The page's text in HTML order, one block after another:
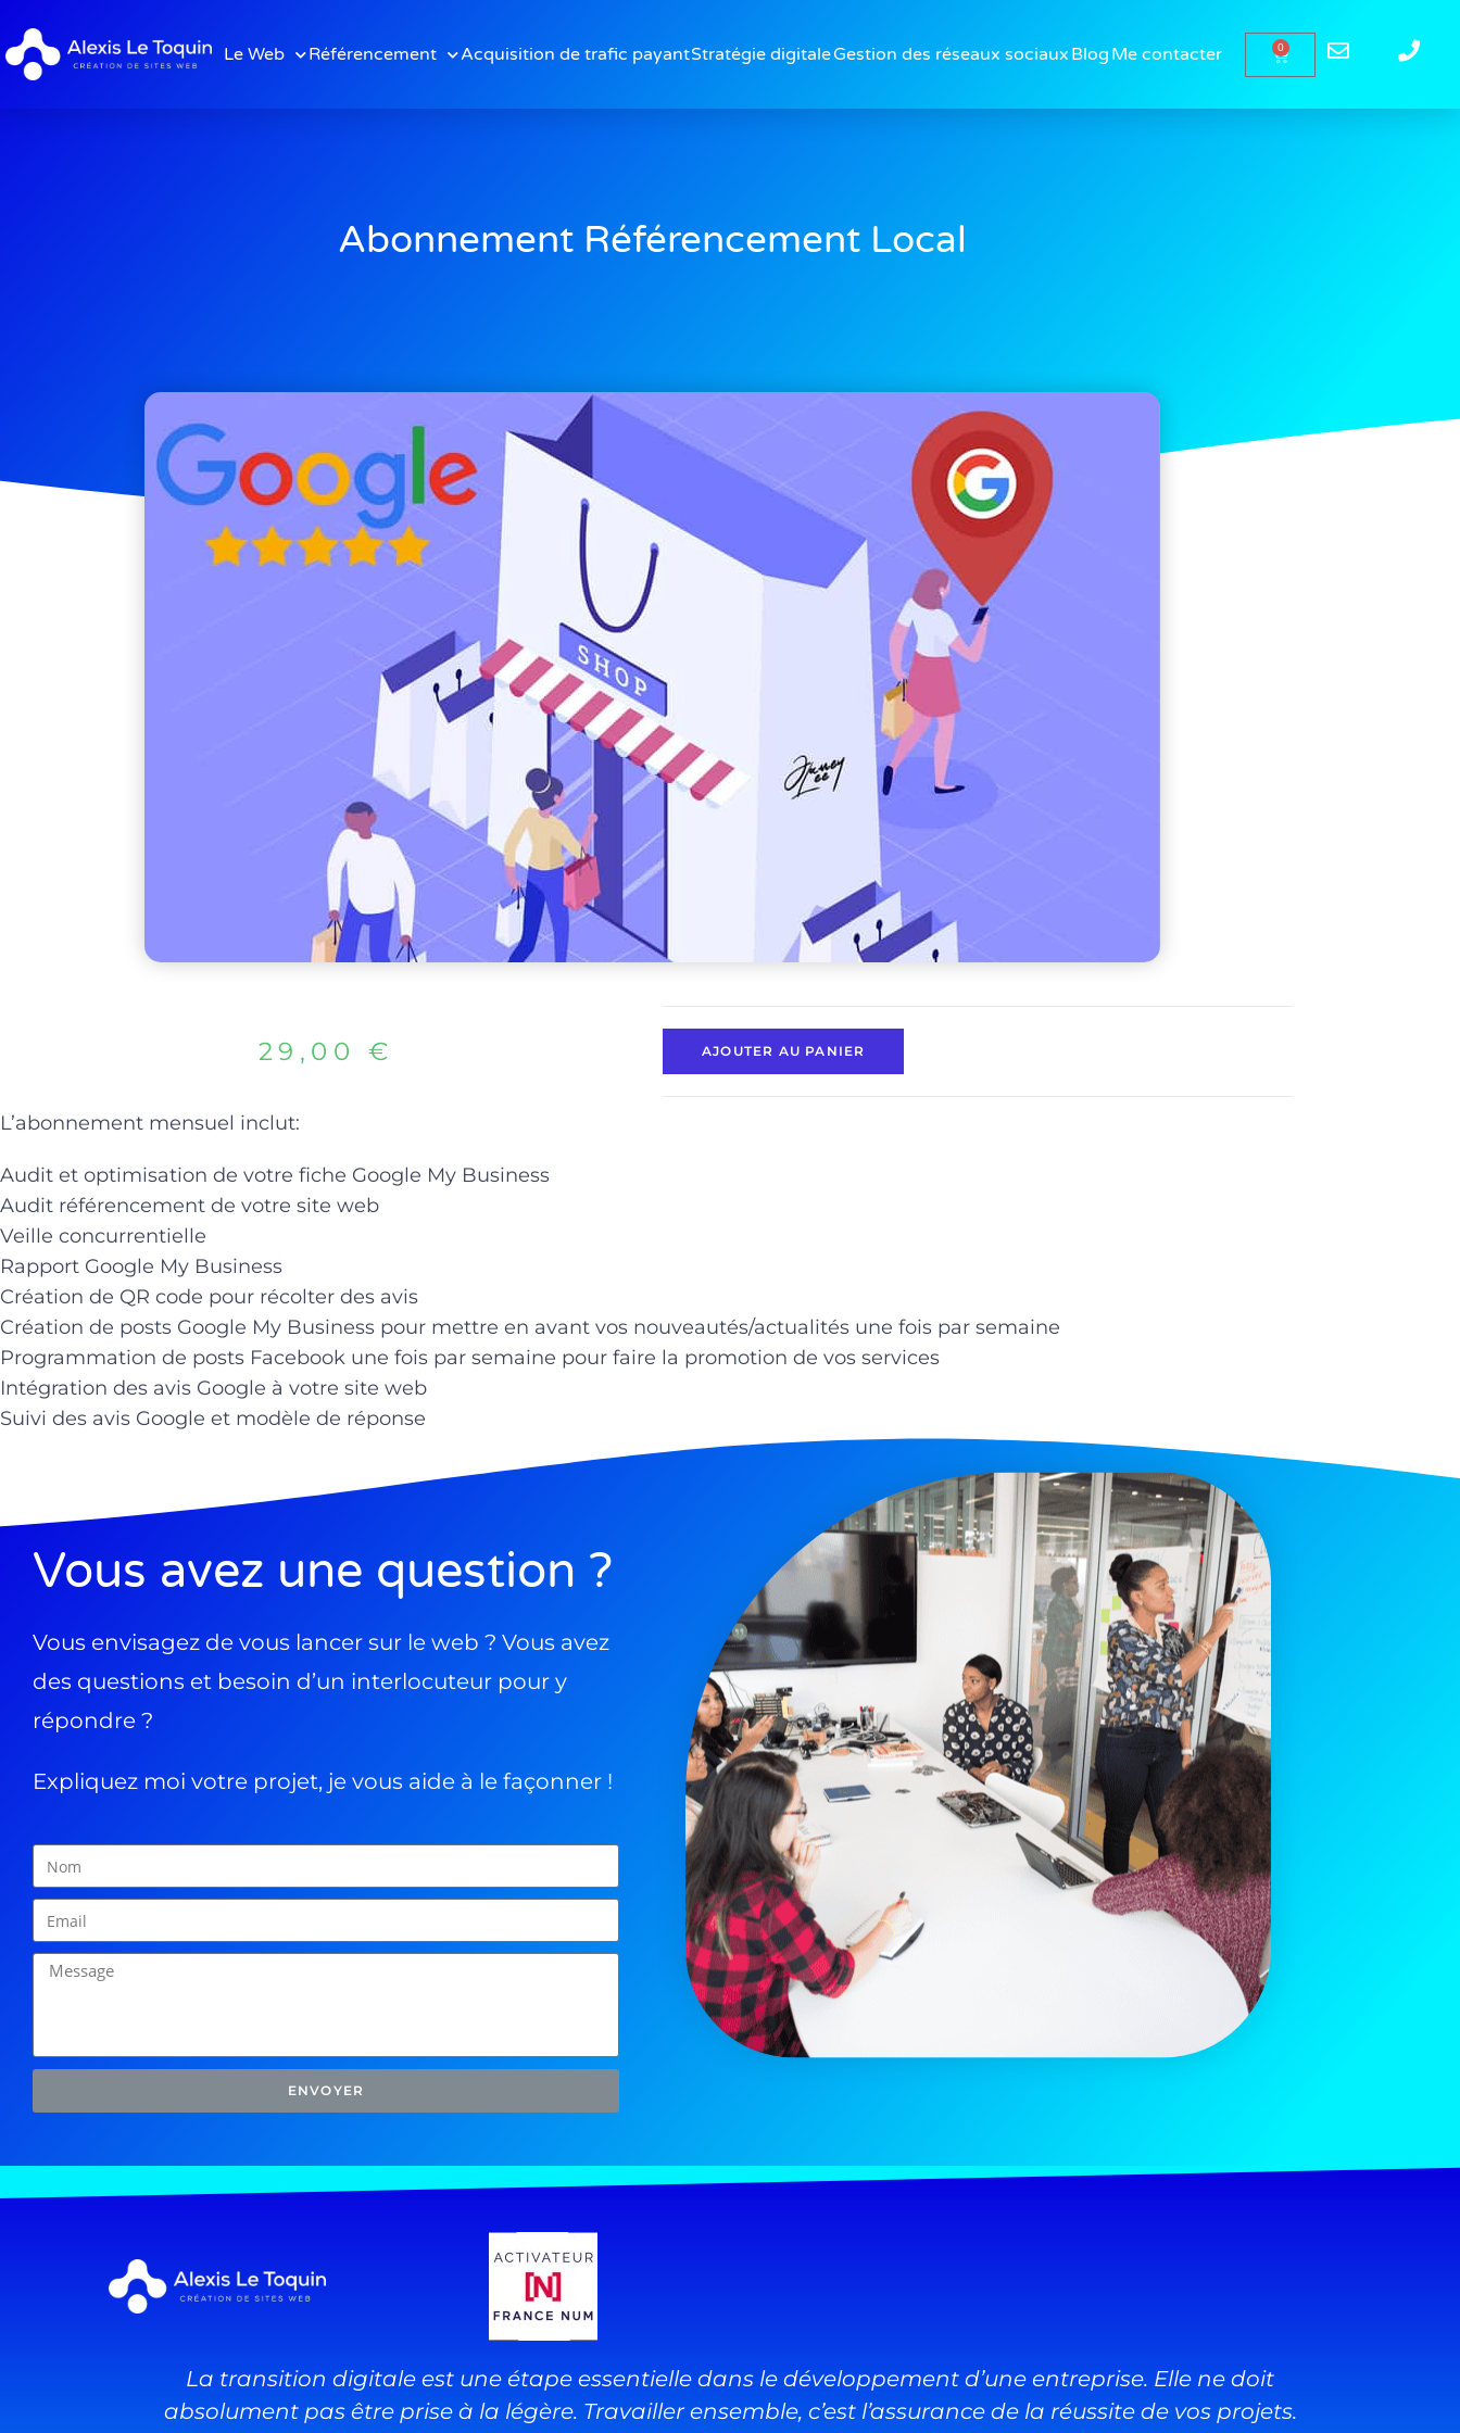
Le Web Référencement Acquisition de trafic payantStratégie digitaleGestion des réseaux sociaux Blog Me contacter 0
Abonnement Référencement Local
29,00 € AJOUTER AU PANIER
L’abonnement mensuel inclut:
Audit et optimisation de votre fiche Google My Business
Audit référencement de votre site web
Veille concurrentielle
Rapport Google My Business
Création de QR code pour récolter des avis
Création de posts Google My Business pour mettre en avant vos nouveautés/actualités une fois par semaine
Programmation de posts Facebook une fois par semaine pour faire la promotion de vos services
Intégration des avis Google à votre site web
Suivi des avis Google et modèle de réponse
Vous avez une question ?
Vous envisagez de vous lancer sur le web ? Vous avez
des questions et besoin d’un interlocuteur pour y
répondre ?
Expliquez moi votre projet, je vous aide à le façonner !
ENVOYER
La transition digitale est une étape essentielle dans le développement d’une entreprise. Elle ne doit
absolument pas être prise à la légère. Travailler ensemble, c’est l’assurance de la réussite de vos projets.